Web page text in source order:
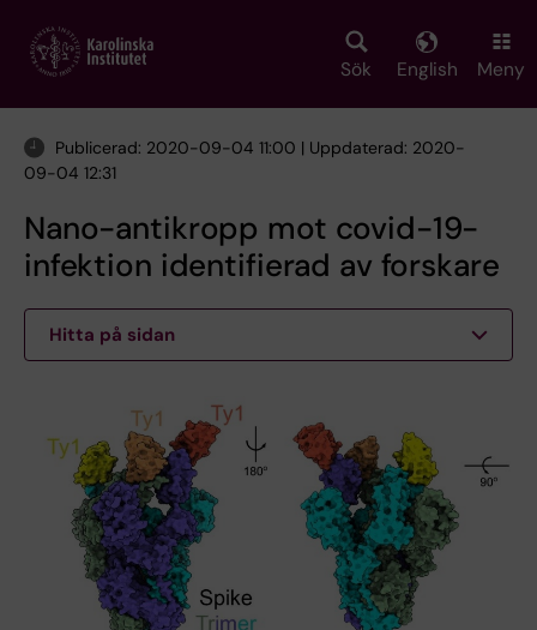
main
Sök English Meny
Publicerad: 2020-09-04 11:00 | Uppdaterad: 2020-
09-04 12:31
Nano-antikropp mot covid-19-
infektion identifierad av forskare
Hitta på sidan